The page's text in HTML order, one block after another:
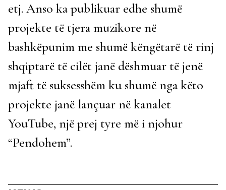
etj. Anso ka publikuar edhe shumë
projekte të tjera muzikore në
bashkëpunim me shumë këngëtarë të rinj
shqiptarë të cilët janë dëshmuar të jenë
mjaft të suksesshëm ku shumë nga këto
projekte janë lançuar në kanalet
YouTube, një prej tyre më i njohur
“Pendohem”.